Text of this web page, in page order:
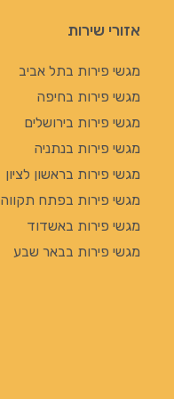
אזורי שירות
מגשי פירות בתל אביב
מגשי פירות בחיפה
מגשי פירות בירושלים
מגשי פירות בנתניה
מגשי פירות בראשון לציון
מגשי פירות בפתח תקווה
מגשי פירות באשדוד
מגשי פירות בבאר שבע